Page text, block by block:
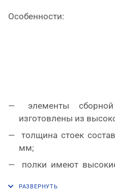
Особенности:
изготовлены из
мм;